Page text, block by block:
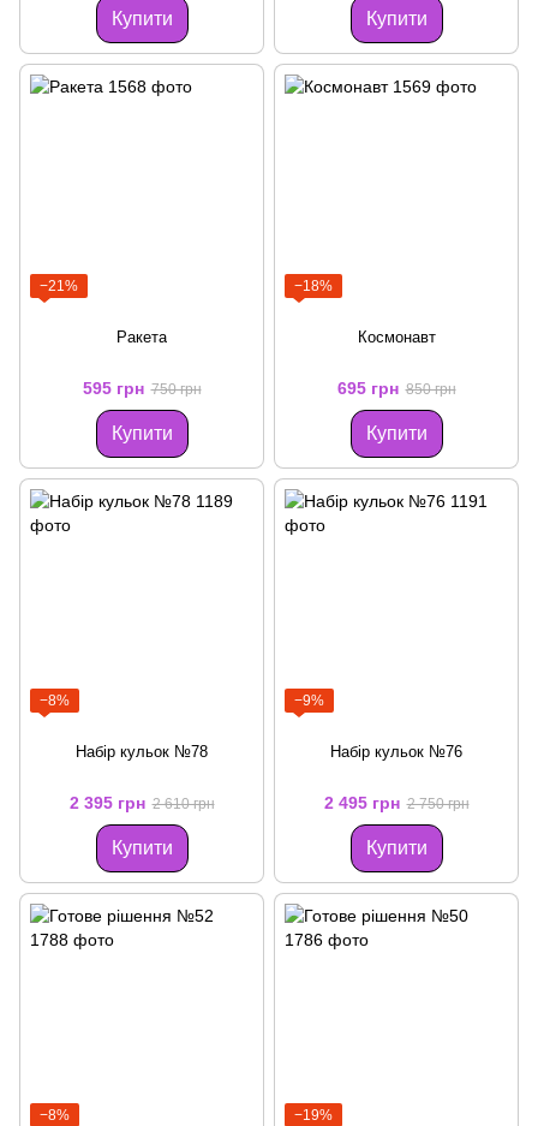
Купити Купити
−21%
Ракета
595 грн 750 грн
Купити
−18%
Космонавт
695 грн 850 грн
Купити
−8%
Набір кульок №78
2 395 грн 2 610 грн
Купити
−9%
Набір кульок №76
2 495 грн 2 750 грн
Купити
−8% −19%